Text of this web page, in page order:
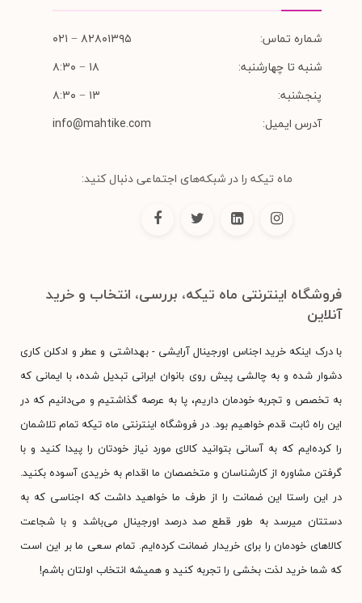
شماره تماس:
۸۲۸۰۱۳۹۵ − ۰۲۱
شنبه تا چهارشنبه:
۱۸ − ۸:۳۰
پنجشنبه:
۱۳ − ۸:۳۰
آدرس ایمیل:
info@mahtike.com
ماه تیکه را در شبکه‌های اجتماعی دنبال کنید:
فروشگاه اینترنتی ماه تیکه، بررسی، انتخاب و خرید
آنلاین
با درک اینکه خرید اجناس اورجینال آرایشی - بهداشتی و عطر و ادکلن کاری
دشوار شده و به چالشی پیش روی بانوان ایرانی تبدیل شده، با ایمانی که
به تخصص و تجربه خودمان داریم، پا به عرصه گذاشتیم و می‌دانیم که در
این راه ثابت قدم خواهیم بود. در فروشگاه اینترنتی ماه تیکه تمام تلاشمان
را کرده‌ایم که به آسانی بتوانید کالای مورد نیاز خودتان را پیدا کنید و با
گرفتن مشاوره از کارشناسان و متخصصان ما اقدام به خریدی آسوده بکنید.
در این راستا این ضمانت را از طرف ما خواهید داشت که اجناسی که به
دستتان میرسد به طور قطع صد درصد اورجینال می‌باشد و با شجاعت
کالاهای خودمان را برای خریدار ضمانت کرده‌ایم. تمام سعی ما بر این است
که شما خرید لذت بخشی را تجربه کنید و همیشه انتخاب اولتان باشم!